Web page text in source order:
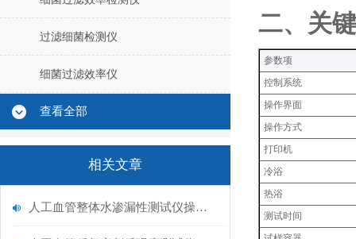
过滤细菌检测仪
细菌过滤效率仪
查看全部
相关文章
人工血管整体水渗漏性测试仪操作中最容易出错的步骤
二、关
‌参数项‌
控制系统
操作界面
操作方式
打印机
冷浴
热浴
测试时间